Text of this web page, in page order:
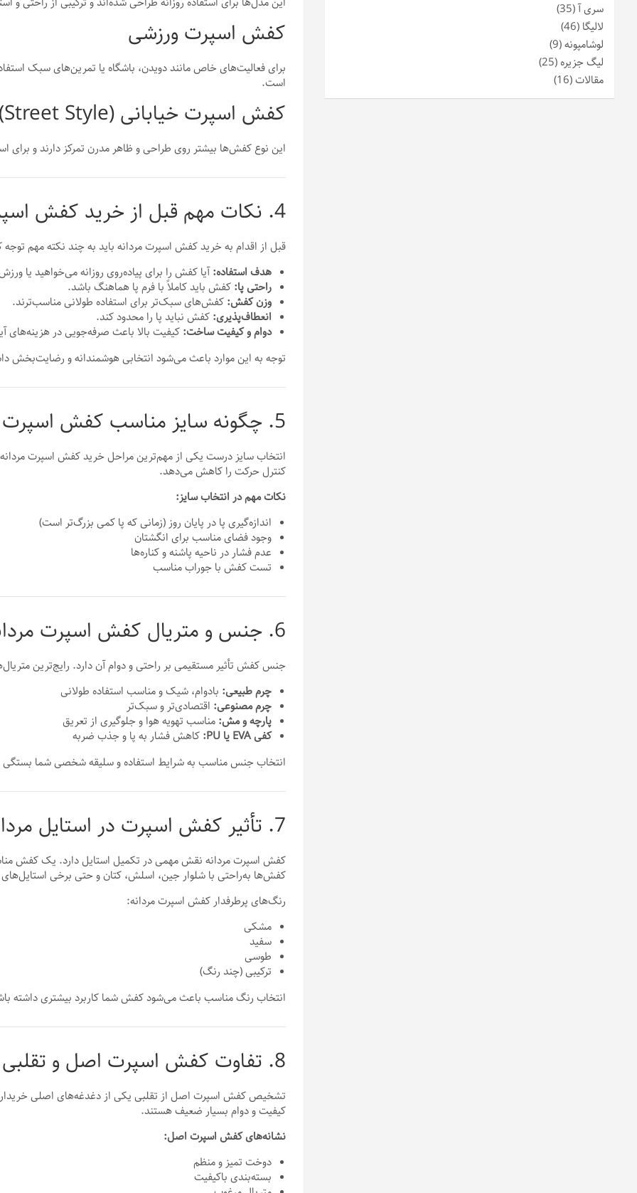
کفش اسپرت ورزشی
برای فعالیت‌های خاص مانند دویدن، باشگاه یا تمرین‌های سبک
است.
کفش اسپرت خیابانی (Street Style)
این نوع کفش‌ها بیشتر روی طراحی و ظاهر مدرن تمرکز دارند و برای
4. نکات مهم قبل از خرید کفش اسپرت مردانه
قبل از اقدام به خرید کفش اسپرت مردانه باید به چند نکته مهم توجه
هدف استفاده:آیا کفش را برای پیاده‌روی روزانه می‌خواهید یا
راحتی پا: کفش باید کاملاً با فرم پا هماهنگ باشد.
وزن کفش: کفش‌های سبک‌تر برای استفاده طولانی مناسب‌ترند.
انعطاف‌پذیری: کفش نباید پا را محدود کند.
دوام و کیفیت ساخت: کیفیت بالا باعث صرفه‌جویی در هزینه‌های
توجه به این موارد باعث می‌شود انتخابی هوشمندانه و رضایت‌بخش
5. چگونه سایز مناسب کفش اسپرت مردانه را انتخاب کنیم؟
انتخاب سایز درست یکی از مهم‌ترین مراحل خرید کفش اسپرت
کنترل حرکت را کاهش می‌دهد.
نکات مهم در انتخاب سایز:
اندازه‌گیری پا در پایان روز (زمانی که پا کمی بزرگ‌تر است)
وجود فضای مناسب برای انگشتان
عدم فشار در ناحیه پاشنه و کناره‌ها
تست کفش با جوراب مناسب
6. جنس و متریال کفش اسپرت مردانه
جنس کفش تأثیر مستقیمی بر راحتی و دوام آن دارد. رایج‌ترین
چرم طبیعی: بادوام، شیک و مناسب استفاده طولانی
چرم مصنوعی: اقتصادی‌تر و سبک‌تر
پارچه و مش: مناسب تهویه هوا و جلوگیری از تعریق
کفی EVA یا PU:
کاهش فشار به پا و جذب ضربه
انتخاب جنس مناسب به شرایط استفاده و سلیقه شخصی شما بستگی
7. تأثیر کفش اسپرت در استایل مردانه
کفش اسپرت مردانه نقش مهمی در تکمیل استایل دارد. یک کفش
کفش‌ها به‌راحتی با شلوار جین، اسلش، کتان و حتی برخی
رنگ‌های پرطرفدار کفش اسپرت مردانه:
مشکی
سفید
طوسی
ترکیبی (چند رنگ)
انتخاب رنگ مناسب باعث می‌شود کفش شما کاربرد بیشتری داشته
8. تفاوت کفش اسپرت اصل و تقلبی
تشخیص کفش اسپرت اصل از تقلبی یکی از دغدغه‌های اصلی
کیفیت و دوام بسیار ضعیف هستند.
نشانه‌های کفش اسپرت اصل:
دوخت تمیز و منظم
بسته‌بندی باکیفیت
سری آ(35)
لالیگا (46)
لوشامپونه(9)
لیگ جزیره(25)
مقالات(16)